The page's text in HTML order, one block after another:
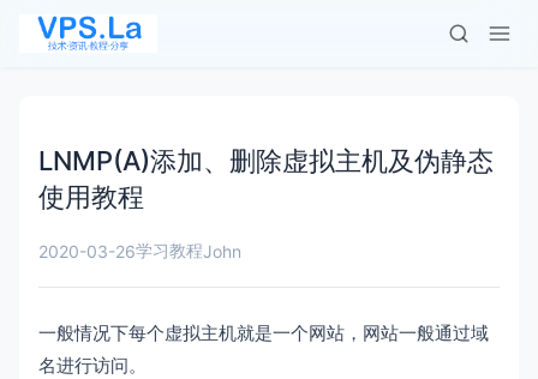
LNMP(A)添加、删除虚拟主机及伪静态
使用教程
2020-03-26学习教程John
一般情况下每个虚拟主机就是一个网站，网站一般通过域
名进行访问。